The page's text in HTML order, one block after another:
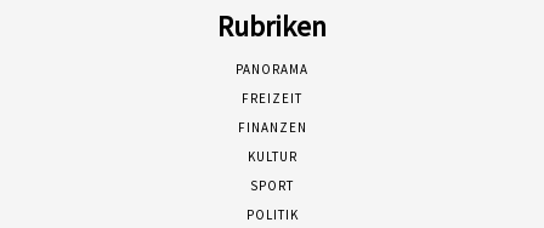
Rubriken
PANORAMA
FREIZEIT
FINANZEN
KULTUR
SPORT
POLITIK